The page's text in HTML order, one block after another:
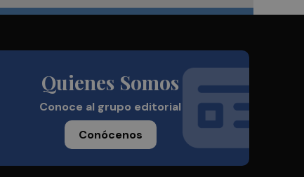
Quienes Somos
Conoce al grupo editorial
Conócenos